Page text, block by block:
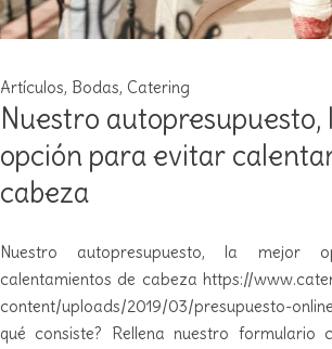
Artículos, Bodas, Catering
Nuestro autopresupuesto,
opción para evitar
cabeza​
Nuestro autopresupuesto, la mejor
calentamientos de cabeza https://
content/uploads/2019/03/presupuesto-
qué consiste? Rellena nuestro